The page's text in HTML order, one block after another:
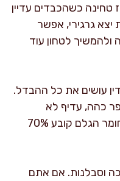
טחינה כשהכבדים עדיין
גרגירי, אפשר
חמה ולהמשיך לטחון עוד
עושים את כל ההבדל.
כהה, עדיף לא
להשתמש. זה מסוג המנות שבהן חומר הגלם קובע 70%
וסבלנות. אם אתם